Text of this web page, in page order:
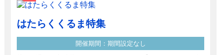
はたらくくるま特集
開催期間：期間設定なし